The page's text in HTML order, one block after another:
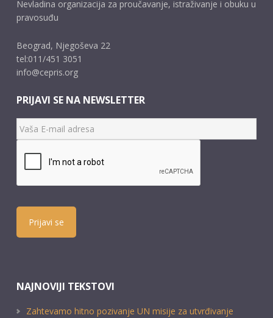
Nevladina organizacija za proučavanje, istraživanje i obuku u
pravosuđu
Beograd, Njegoševa 22
tel:011/451 3051
info@cepris.org
PRIJAVI SE NA NEWSLETTER
Prijavi se
NAJNOVIJI TEKSTOVI
Zahtevamo hitno pozivanje UN misije za utvrđivanje